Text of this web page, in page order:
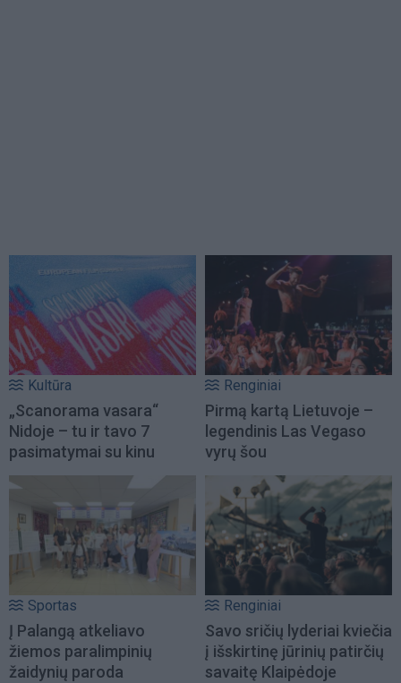
Kultūra
„Scanorama vasara“
Nidoje – tu ir tavo 7
pasimatymai su kinu
Renginiai
Pirmą kartą Lietuvoje –
legendinis Las Vegaso
vyrų šou
Sportas
Į Palangą atkeliavo
žiemos paralimpinių
žaidynių paroda
Renginiai
Savo sričių lyderiai kviečia
į išskirtinę jūrinių patirčių
savaitę Klaipėdoje